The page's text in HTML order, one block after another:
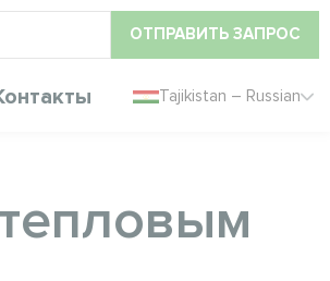
ОТПРАВИТЬ ЗАПРОС
Tajikistan – Russian